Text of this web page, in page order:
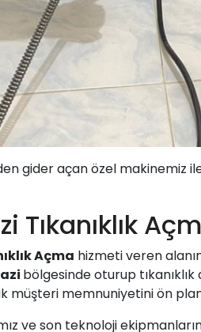
gider açan özel makinemiz ile
Tıkanıklık
Açma hizmeti veren
bölgesinde oturup
müşteri memnuniyetini ön
ve son teknoloji